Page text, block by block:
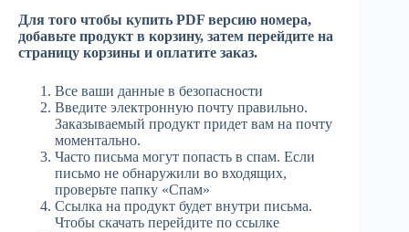
Для того чтобы купить PDF версию номера,
добавьте продукт в корзину, затем перейдите на
страницу корзины и оплатите заказ.
Все ваши данные в безопасности
Введите электронную почту правильно.
Заказываемый продукт придет вам на почту
моментально.
Часто письма могут попасть в спам. Если
письмо не обнаружили во входящих,
проверьте папку «Спам»
Ссылка на продукт будет внутри письма.
Чтобы скачать перейдите по ссылке